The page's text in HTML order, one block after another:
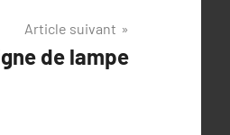
Article suivant
de lampe